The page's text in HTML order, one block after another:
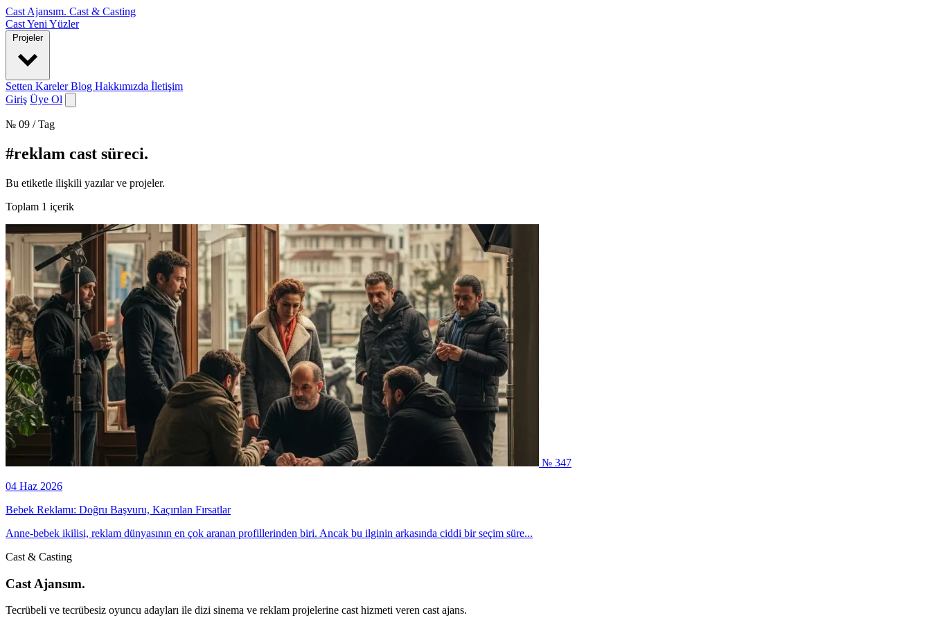
Cast Ajansım. Cast & Casting
CastYeni Yüzler
Projeler
Setten KarelerBlog Hakkımızda İletişim
Giriş Üye Ol
№ 09 / Tag
#reklam cast süreci.
Bu etiketle ilişkili yazılar ve projeler.
Toplam 1 içerik
№ 347
04 Haz 2026
Bebek Reklamı: Doğru Başvuru, Kaçırılan Fırsatlar
Anne-bebek ikilisi, reklam dünyasının en çok aranan profillerinden biri. Ancak bu ilginin arkasında ciddi bir seçim süre...
Cast & Casting
Cast Ajansım.
Tecrübeli ve tecrübesiz oyuncu adayları ile dizi sinema ve reklam projelerine cast hizmeti veren cast ajans.